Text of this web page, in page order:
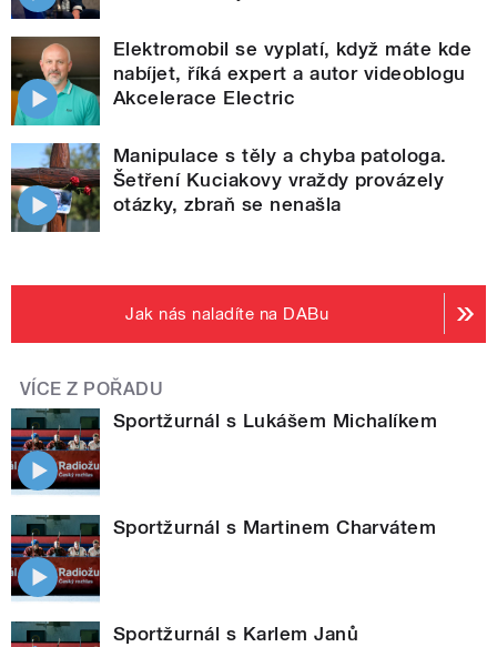
Elektromobil se vyplatí, když máte kde
nabíjet, říká expert a autor videoblogu
Akcelerace Electric
Manipulace s těly a chyba patologa.
Šetření Kuciakovy vraždy provázely
otázky, zbraň se nenašla
Jak nás naladíte na DABu
VÍCE Z POŘADU
Sportžurnál s Lukášem Michalíkem
Sportžurnál s Martinem Charvátem
Sportžurnál s Karlem Janů